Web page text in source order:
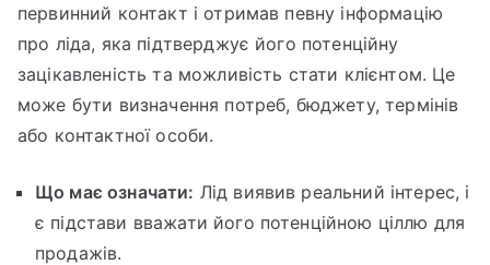
первинний контакт і отримав певну інформацію
про ліда, яка підтверджує його потенційну
зацікавленість та можливість стати клієнтом. Це
може бути визначення потреб, бюджету, термінів
або контактної особи.
Що має означати: Лід виявив реальний інтерес, і
є підстави вважати його потенційною ціллю для
продажів.